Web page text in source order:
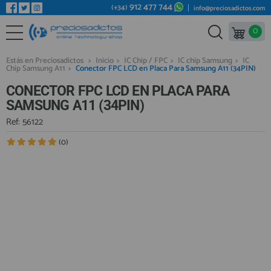
REPUESTOS MÓVILES
REPUESTOS TABLET
REPUESTOS RELOJES INTELIGENTES
REPUESTOS VIDEOCONSOLAS
REPUESTOS MACBOOK
REPUESTOS OTROS DISPOSITIVOS
Bienvenid@ otra vez
YA SOY CLIENTE
Recordarme
(+34) 912 477 744 info@preciosadictos.com
0
Estás en Preciosadictos > Inicio > IC Chip / FPC > IC chip Samsung > IC
Chip Samsung A11 > Conector FPC LCD en Placa Para Samsung A11 (34PIN)
CONECTOR FPC LCD EN PLACA PARA
SAMSUNG A11 (34PIN)
Ref: 56122
(0)